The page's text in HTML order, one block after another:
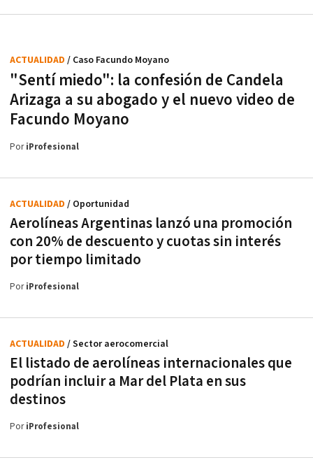
"Sentí miedo": la confesión de Candela
Arizaga a su abogado y el nuevo video de
Facundo Moyano
ACTUALIDAD / Caso Facundo Moyano
PoriProfesional
Aerolíneas Argentinas lanzó una promoción
con 20% de descuento y cuotas sin interés
por tiempo limitado
ACTUALIDAD / Oportunidad
PoriProfesional
El listado de aerolíneas internacionales que
podrían incluir a Mar del Plata en sus
destinos
ACTUALIDAD / Sector aerocomercial
PoriProfesional